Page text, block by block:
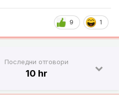
9 1
Последни отговори
10 hr